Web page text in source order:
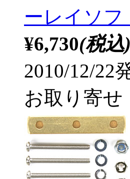
ーレイソフ
¥6,730(税込)
2010/12/22
お取り寄せ